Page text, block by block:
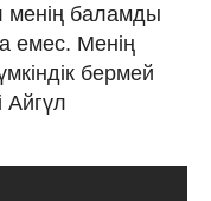
менің баламды
емес. Менің
бермей
Айгүл